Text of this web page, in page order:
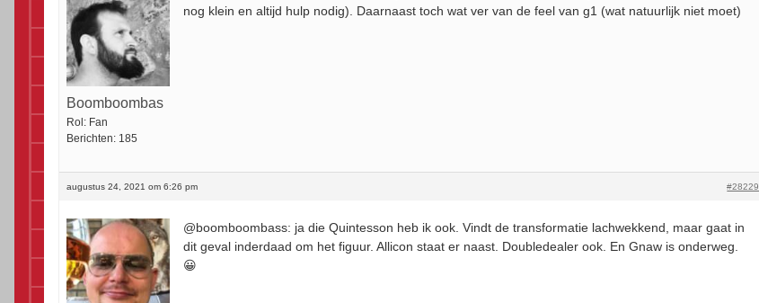
Boomboombas
Rol: Fan
Berichten: 185
nog klein en altijd hulp nodig). Daarnaast toch wat ver van de feel van g1 (wat natuurlijk niet moet)
augustus 24, 2021 om 6:26 pm #28229
@boomboombass: ja die Quintesson heb ik ook. Vindt de transformatie lachwekkend, maar gaat in
dit geval inderdaad om het figuur. Allicon staat er naast. Doubledealer ook. En Gnaw is onderweg.
😀